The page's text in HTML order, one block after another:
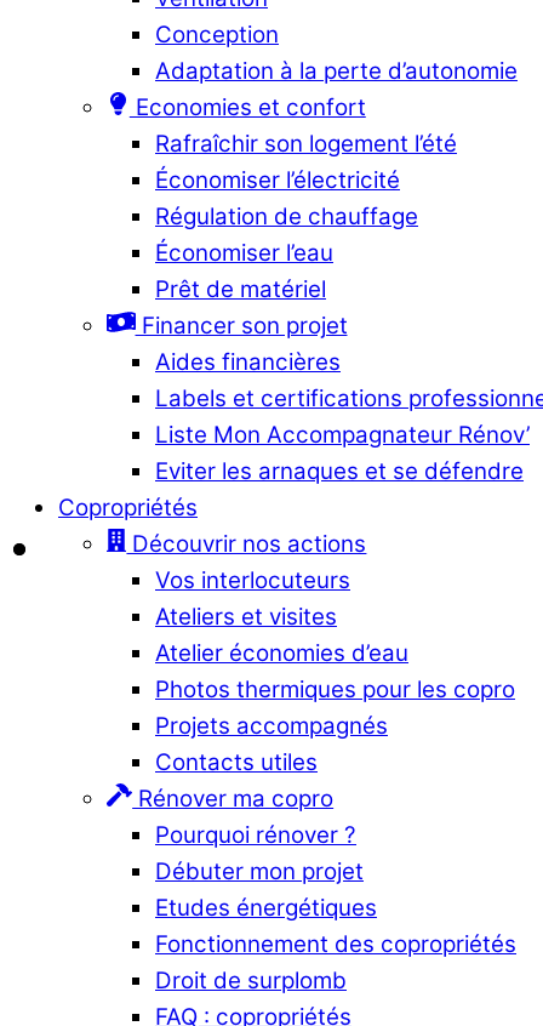
Conception
Adaptation à la perte d’autonomie
Economies et confort
Rafraîchir son logement l’été
Économiser l’électricité
Régulation de chauffage
Économiser l’eau
Prêt de matériel
Financer son projet
Aides financières
Labels et certifications
Liste Mon Accompagnateur Rénov’
Eviter les arnaques et se défendre
Copropriétés
Découvrir nos actions
Vos interlocuteurs
Ateliers et visites
Atelier économies d’eau
Photos thermiques pour les copro
Projets accompagnés
Contacts utiles
Rénover ma copro
Pourquoi rénover ?
Débuter mon projet
Etudes énergétiques
Fonctionnement des copropriétés
Droit de surplomb
FAQ : copropriétés